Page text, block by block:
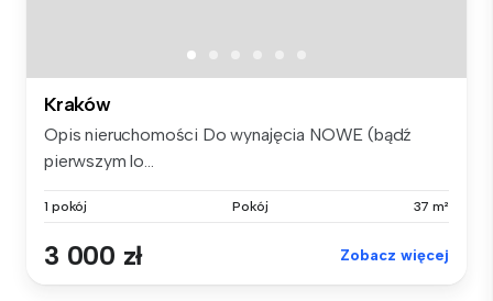
Kraków
Opis nieruchomości Do wynajęcia NOWE (bądź
pierwszym lo...
1 pokój Pokój 37 m²
3 000 zł Zobacz więcej